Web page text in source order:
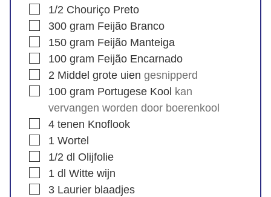
1/2 Chouriço Preto
300 gram Feijão Branco
150 gram Feijão Manteiga
100 gram Feijão Encarnado
2 Middel grote uien gesnipperd
100 gram Portugese Kool kan
vervangen worden door boerenkool
4 tenen Knoflook
1 Wortel
1/2 dl Olijfolie
1 dl Witte wijn
3 Laurier blaadjes